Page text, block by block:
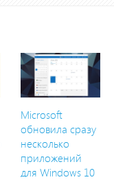
Microsoft
обновила сразу
несколько
приложений
для Windows 10